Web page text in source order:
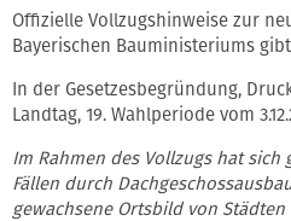
Offizielle Vollzugshinweise zur
Bayerischen Bauministeriums
In der Gesetzesbegründung,
Landtag, 19. Wahlperiode vom
Im Rahmen des Vollzugs hat sich
Fällen durch
gewachsene Ortsbild von